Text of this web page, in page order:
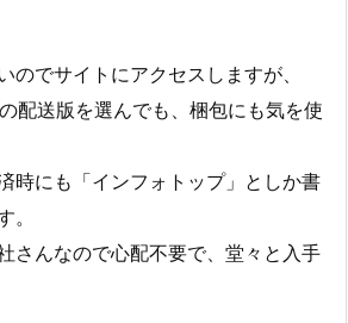
のでサイトにアクセスしますが、
配送版を選んでも、梱包にも気を使
時にも「インフォトップ」としか書
。
さんなので心配不要で、堂々と入手